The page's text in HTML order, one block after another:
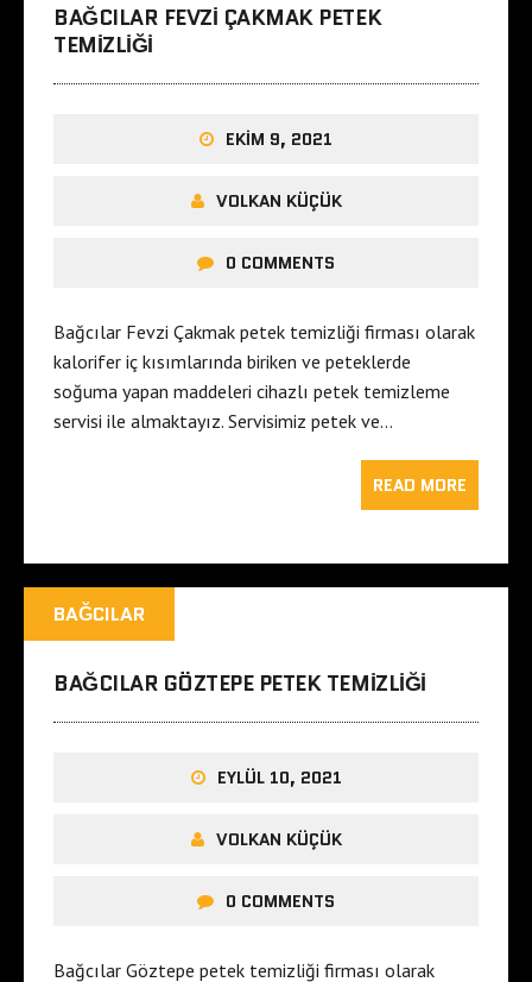
BAĞCILAR FEVZI ÇAKMAK PETEK
TEMIZLIĞI
EKIM 9, 2021
VOLKAN KÜÇÜK
0 COMMENTS
Bağcılar Fevzi Çakmak petek temizliği firması olarak
kalorifer iç kısımlarında biriken ve peteklerde
soğuma yapan maddeleri cihazlı petek temizleme
servisi ile almaktayız. Servisimiz petek ve…
READ MORE
BAĞCILAR
BAĞCILAR GÖZTEPE PETEK TEMIZLIĞI
EYLÜL 10, 2021
VOLKAN KÜÇÜK
0 COMMENTS
Bağcılar Göztepe petek temizliği firması olarak